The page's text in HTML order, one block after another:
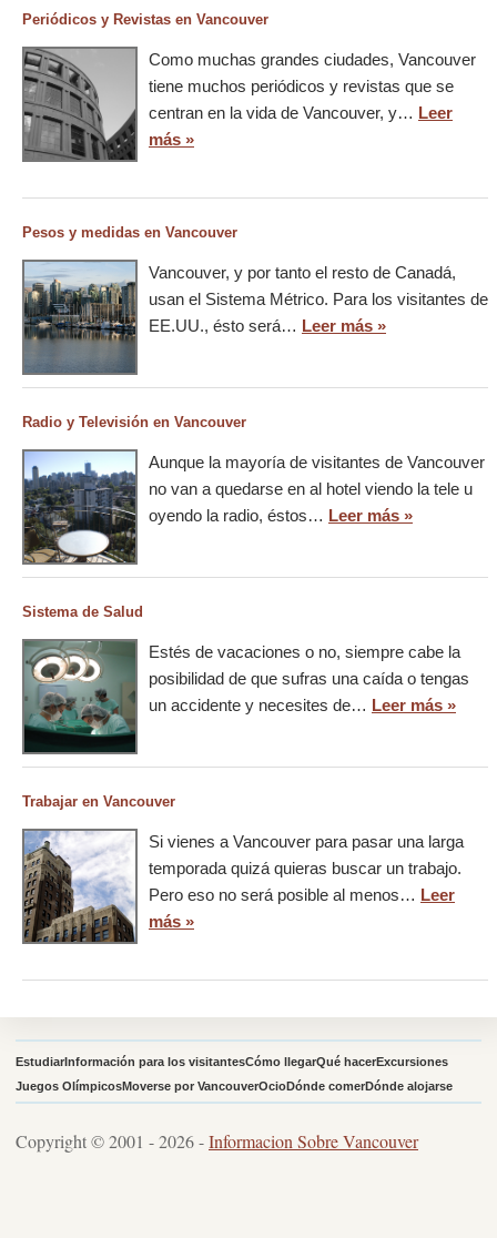
Periódicos y Revistas en Vancouver
Como muchas grandes ciudades, Vancouver
tiene muchos periódicos y revistas que se
centran en la vida de Vancouver, y… Leer
más »
Pesos y medidas en Vancouver
Vancouver, y por tanto el resto de Canadá,
usan el Sistema Métrico. Para los visitantes de
EE.UU., ésto será… Leer más »
Radio y Televisión en Vancouver
Aunque la mayoría de visitantes de Vancouver
no van a quedarse en al hotel viendo la tele u
oyendo la radio, éstos… Leer más »
Sistema de Salud
Estés de vacaciones o no, siempre cabe la
posibilidad de que sufras una caída o tengas
un accidente y necesites de… Leer más »
Trabajar en Vancouver
Si vienes a Vancouver para pasar una larga
temporada quizá quieras buscar un trabajo.
Pero eso no será posible al menos… Leer
más »
EstudiarInformación para los visitantesCómo llegarQué hacerExcursiones
Juegos OlímpicosMoverse por VancouverOcioDónde comerDónde alojarse
Copyright © 2001 - 2026 -Informacion Sobre Vancouver